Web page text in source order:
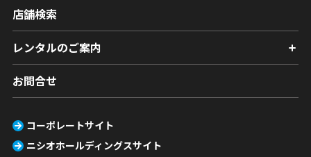
店舗検索
レンタルのご案内
お問合せ
コーポレートサイト
ニシオホールディングスサイト